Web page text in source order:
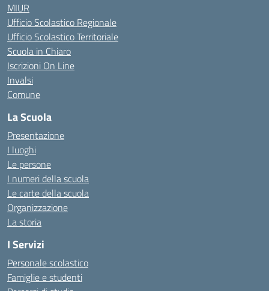
MIUR
Ufficio Scolastico Regionale
Ufficio Scolastico Territoriale
Scuola in Chiaro
Iscrizioni On Line
Invalsi
Comune
La Scuola
Presentazione
I luoghi
Le persone
I numeri della scuola
Le carte della scuola
Organizzazione
La storia
I Servizi
Personale scolastico
Famiglie e studenti